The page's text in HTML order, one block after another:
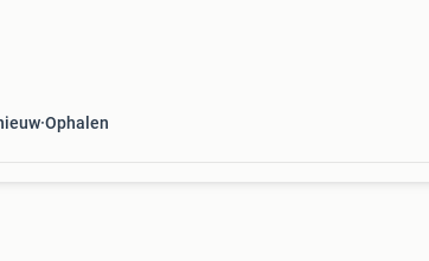
Ophalen